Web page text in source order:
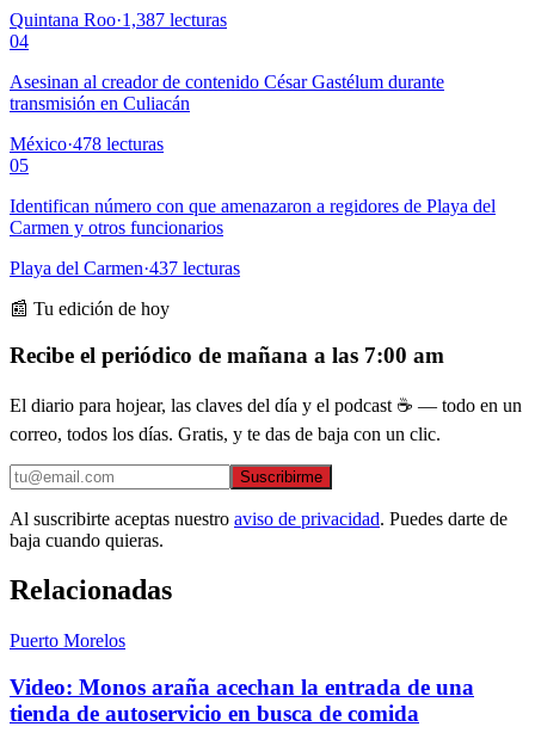
Quintana Roo·1,387 lecturas
04
Asesinan al creador de contenido César Gastélum durante
transmisión en Culiacán
México·478 lecturas
05
Identifican número con que amenazaron a regidores de Playa del
Carmen y otros funcionarios
Playa del Carmen·437 lecturas
📰 Tu edición de hoy
Recibe el periódico de mañana a las 7:00 am
El diario para hojear, las claves del día y el podcast ☕ — todo en un
correo, todos los días. Gratis, y te das de baja con un clic.
Suscribirme
Al suscribirte aceptas nuestro aviso de privacidad. Puedes darte de
baja cuando quieras.
Relacionadas
Puerto Morelos
Video: Monos araña acechan la entrada de una
tienda de autoservicio en busca de comida